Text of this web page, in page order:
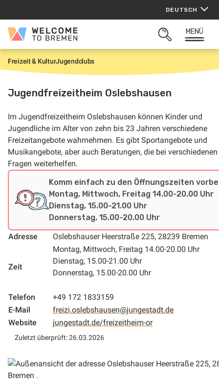
springen
DEUTSCH
Welcome
SUCHFELD
MENÜ
S
t
r
t
Freizeit & KulturJugendclubs
Jugendfreizeitheim Oslebshausen
Im Jugendfreizeitheim Oslebshausen können Kinder und
Jugendliche im Alter von zehn bis 23 Jahren verschiedene
Freizeitangebote wahrnehmen. Es gibt Sportangebote und
Musikangebote, aber auch Beratungen, die bei verschiedenen
Fragen weiterhelfen.
Komm einfach zu den Öffnungszeiten
Montag, Mittwoch, Freitag 14.00-20.00 Uhr
Dienstag, 15.00-21.00 Uhr
Donnerstag, 15.00-20.00 Uhr
Adresse Oslebshauser Heerstraße 225, 28239 Bremen
Zeit
Montag, Mittwoch, Freitag 14.00-20.00 Uhr
Dienstag, 15.00-21.00 Uhr
Donnerstag, 15.00-20.00 Uhr
Telefon
+49 172 1833159
E-Mail
freizi.oslebshausen@jungestadt.de
Website
jungestadt.de/freizeitheim-or
Zuletzt überprüft: 26.03.2026